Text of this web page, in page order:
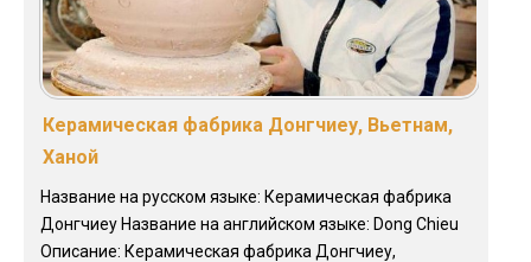
Керамическая фабрика Донгчиеу, Вьетнам,
Ханой
Название на русском языке: Керамическая фабрика
Донгчиеу Название на английском языке: Dong Chieu
Описание: Керамическая фабрика Донгчиеу,